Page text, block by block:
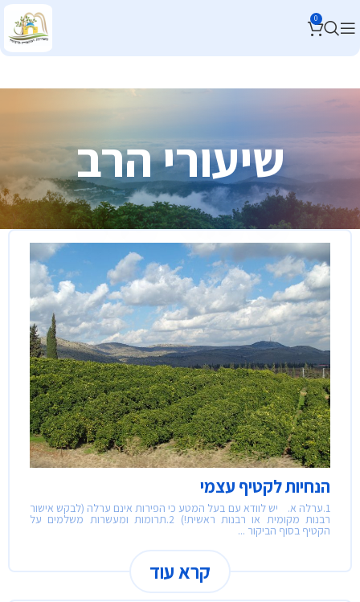
0
שיעורי הרב
הנחיות לקטיף עצמי
1.ערלה א. יש לוודא עם בעל המטע כי הפירות אינם ערלה (לבקש אישור
רבנות מקומית או רבנות ראשית!) 2.תרומות ומעשרות משלמים על
הקטיף בסוף הביקור ...
קרא עוד